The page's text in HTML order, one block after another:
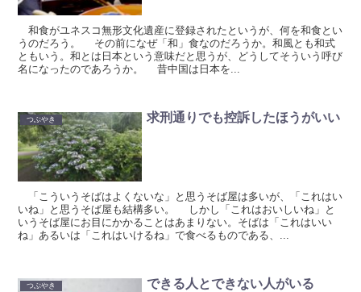
和食がユネスコ無形文化遺産に登録されたというが、何を和食とい
うのだろう。 その前になぜ「和」食なのだろうか。和風とも和式
ともいう。和とは日本という意味だと思うが、どうしてそういう呼び
名になったのであろうか。 昔中国は日本を...
つぶやき 求刑通りでも控訴したほうがいい
「こういうそばはよくないな」と思うそば屋は多いが、「これはい
いね」と思うそば屋も結構多い。 しかし「これはおいしいね」と
いうそば屋にお目にかかることはあまりない。そばは「これはいい
ね」あるいは「これはいけるね」で食べるものである、...
つぶやき できる人とできない人がいる